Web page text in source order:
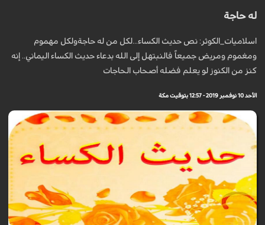
ﻟﻪ ﺣﺎﺟﺔ
اسلاميات_الكوثر: نص حديث الكساء...لكل من له حاجةولكل مهموم
ومغموم ومريض جميعاً فالنبتهل إلى الله بدعاء حديث الكساء اليماني.. إنه
كنز من الكنوز لو يعلم فضله أصحاب الحاجات
الأحد 10 نوفمبر 2019 - 12:57 بتوقيت مكة